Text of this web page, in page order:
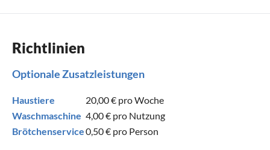
Richtlinien
Optionale Zusatzleistungen
Haustiere 20,00 € pro Woche
Waschmaschine 4,00 € pro Nutzung
Brötchenservice0,50 € pro Person